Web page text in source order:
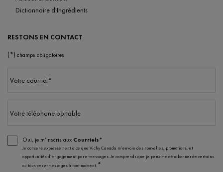
Dictionnaire d'Ingrédients
RESTONS EN CONTACT
(*) champs obligatoires
Votre courriel*
Votre téléphone portable
Oui, je m’inscris aux Courriels*
Je consens expressément à ce que Vichy Canada m’envoie des nouvelles, promotions, et
opportunités d’engagement par e-messages. Je comprends que je peux me désabonner de certains
ou tous ces e-messages à tout moment.*